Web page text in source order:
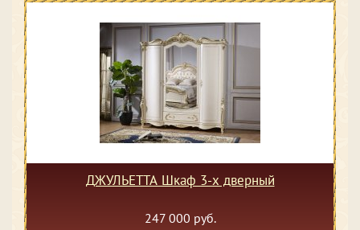
ДЖУЛЬЕТТА Шкаф 3-х дверный
247 000 руб.